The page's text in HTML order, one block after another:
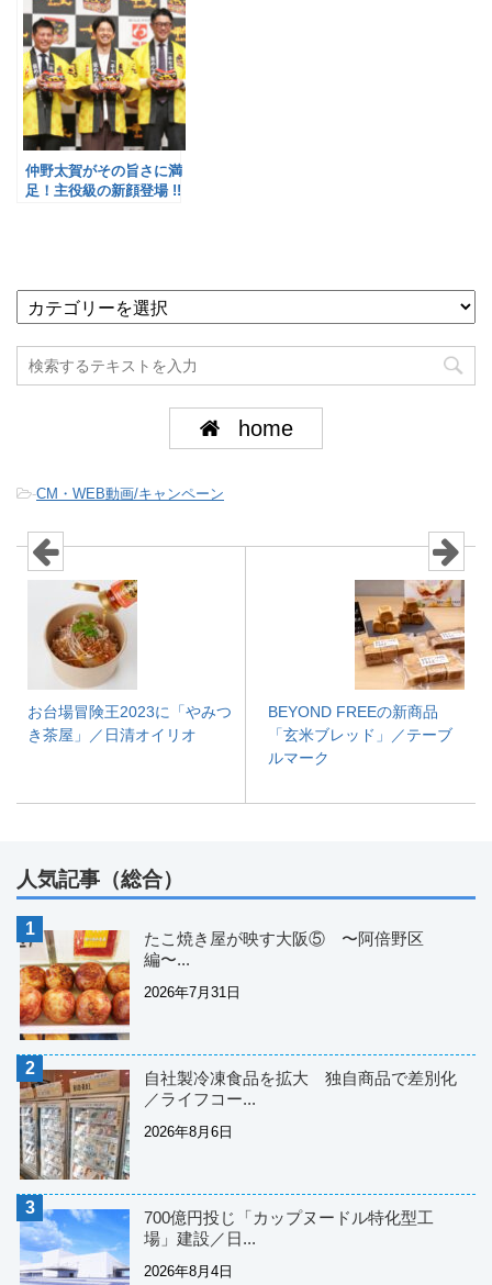
仲野太賀がその旨さに満
足！主役級の新顔登場 !!
home
-CM・WEB動画/キャンペーン
お台場冒険王2023に「やみつ
き茶屋」／日清オイリオ
BEYOND FREEの新商品
「玄米ブレッド」／テーブ
ルマーク
人気記事（総合）
たこ焼き屋が映す大阪⑤ 〜阿倍野区
編〜...
2026年7月31日
自社製冷凍食品を拡大 独自商品で差別化
／ライフコー...
2026年8月6日
700億円投じ「カップヌードル特化型工
場」建設／日...
2026年8月4日